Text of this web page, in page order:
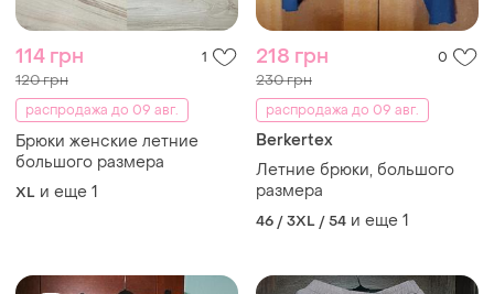
114 грн 1
120 грн
распродажа до 09 авг.
Брюки женские летние
большого размера
XL и еще 1
218 грн 0
230 грн
распродажа до 09 авг.
Berkertex
Летние брюки, большого
размера
46 / 3XL / 54 и еще 1